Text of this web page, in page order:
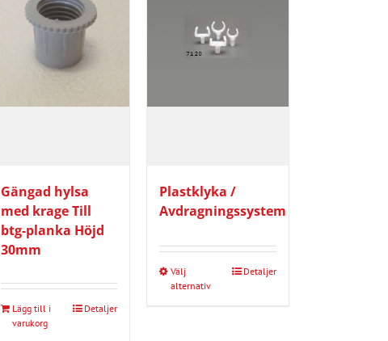
Gängad hylsa
med krage Till
btg-planka Höjd
30mm
Lägg till i
varukorg
Detaljer
Plastklyka /
Avdragningssystem
Välj
alternativ
Den Detaljer